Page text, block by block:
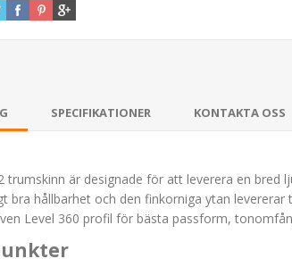
SPECIFIKATIONER KONTAKTA OSS
trumskinn är designade för att leverera en
bra hållbarhet och den finkorniga ytan
Level 360 profil för bästa passform,